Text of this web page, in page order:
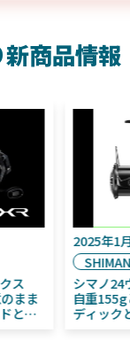
商品情報
2025年2月2日
SHIMANO
シマノ25コンプレ
XR！ライトリグを
に！24ヴァンフォ